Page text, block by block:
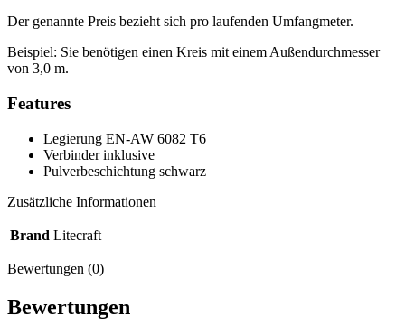
Der genannte Preis bezieht sich pro laufenden Umfangmeter.
Beispiel: Sie benötigen einen Kreis mit einem Außendurchmesser
von 3,0 m.
Features
Legierung EN-AW 6082 T6
Verbinder inklusive
Pulverbeschichtung schwarz
Zusätzliche Informationen
Brand Litecraft
Bewertungen (0)
Bewertungen